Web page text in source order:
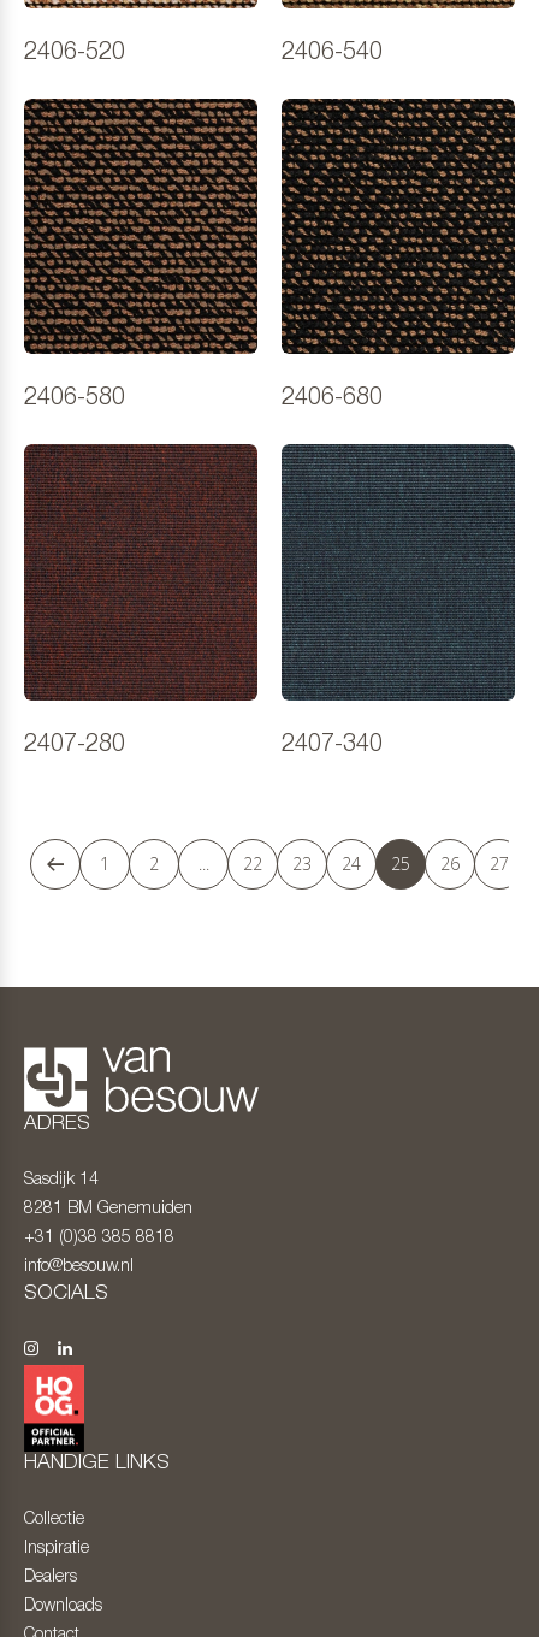
2406-520 2406-540
2406-580 2406-680
2407-280 2407-340
1 2 ... 22 23 24 25 26 27
ADRES
Sasdijk 14
8281 BM Genemuiden
+31 (0)38 385 8818
info@besouw.nl
SOCIALS
HANDIGE LINKS
Collectie
Inspiratie
Dealers
Downloads